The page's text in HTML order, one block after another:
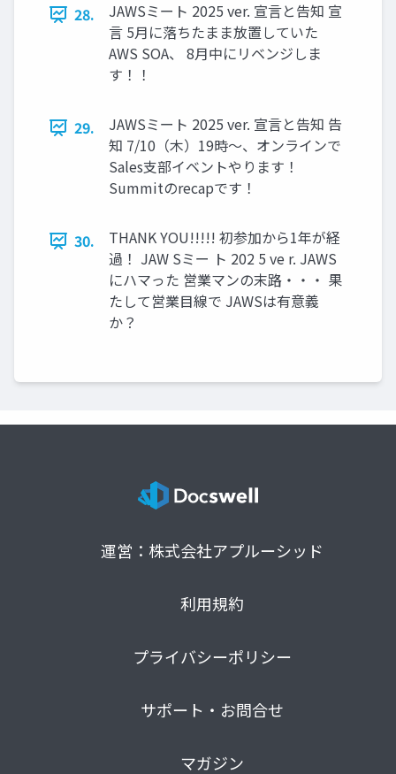
28.
JAWSミート 2025 ver. 宣言と告知 宣
言 5月に落ちたまま放置していた
AWS SOA、 8月中にリベンジしま
す！！
29.
JAWSミート 2025 ver. 宣言と告知 告
知 7/10（木）19時～、オンラインで
Sales支部イベントやります！
Summitのrecapです！
30.
THANK YOU!!!!! 初参加から1年が経
過！ JAW Sミー ト 202 5 ve r. JAWS
にハマった 営業マンの末路・・・ 果
たして営業目線で JAWSは有意義
か？
運営：株式会社アプルーシッド
利用規約
プライバシーポリシー
サポート・お問合せ
マガジン